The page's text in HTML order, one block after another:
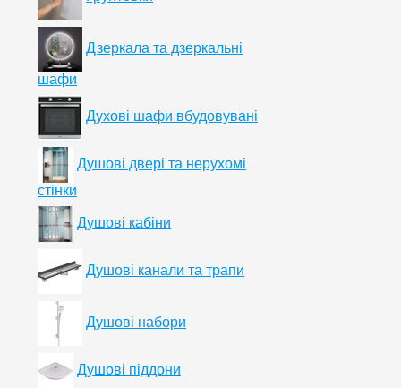
Дзеркала та дзеркальні
шафи
Духові шафи вбудовувані
Душові двері та нерухомі
стінки
Душові кабіни
Душові канали та трапи
Душові набори
Душові піддони